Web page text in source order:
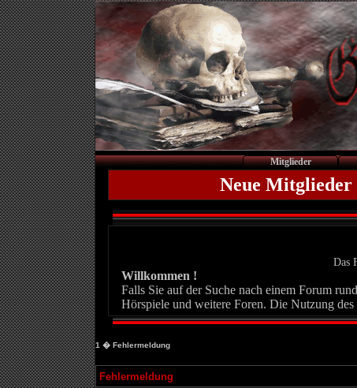
Mitglieder
Neue Mitglieder
Das
Willkommen !
Falls Sie auf der Suche nach einem Forum
Hörspiele und weitere Foren. Die Nutzung des
1 � Fehlermeldung
Fehlermeldung